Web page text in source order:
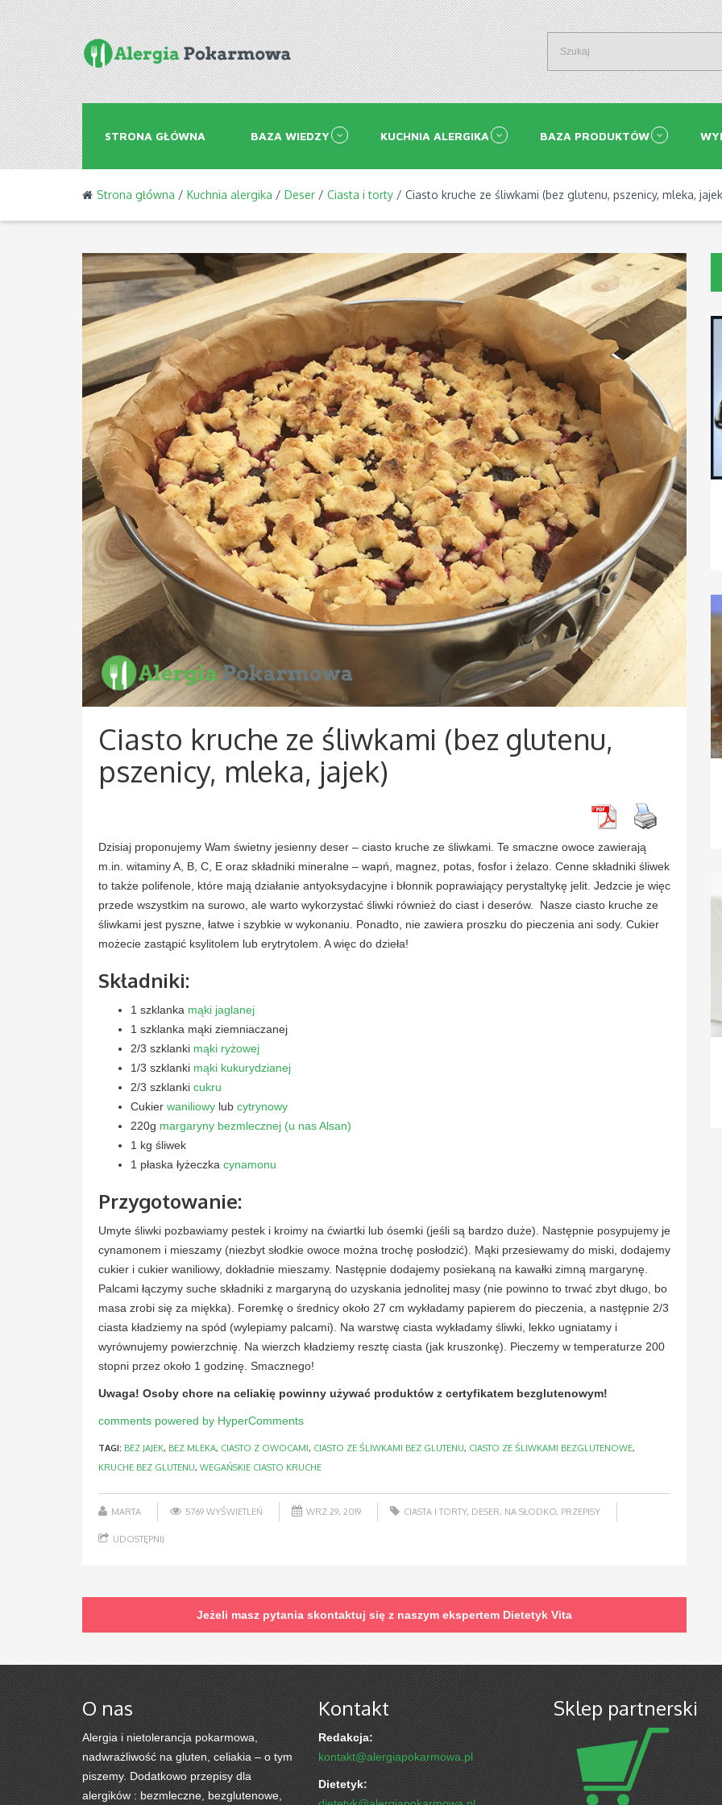
STRONA GŁÓWNA BAZA WIEDZY KUCHNIA ALERGIKA BAZA PRODUKTÓW
Strona główna / Kuchnia alergika / Deser / Ciasta i torty / Ciasto kruche ze śliwkami (bez glutenu, pszenicy, mleka,
Ciasto kruche ze śliwkami (bez glutenu,
pszenicy, mleka, jajek)
Dzisiaj proponujemy Wam świetny jesienny deser – ciasto kruche ze śliwkami. Te smaczne owoce zawierają
m.in. witaminy A, B, C, E oraz składniki mineralne – wapń, magnez, potas, fosfor i żelazo. Cenne składniki śliwek
to także polifenole, które mają działanie antyoksydacyjne i błonnik poprawiający perystaltykę jelit. Jedzcie je więc
przede wszystkim na surowo, ale warto wykorzystać śliwki również do ciast i deserów. Nasze ciasto kruche ze
śliwkami jest pyszne, łatwe i szybkie w wykonaniu. Ponadto, nie zawiera proszku do pieczenia ani sody. Cukier
możecie zastąpić ksylitolem lub erytrytolem. A więc do dzieła!
Składniki:
1 szklanka mąki jaglanej
1 szklanka mąki ziemniaczanej
2/3 szklanki mąki ryżowej
1/3 szklanki mąki kukurydzianej
2/3 szklanki cukru
Cukier waniliowy lub cytrynowy
220g margaryny bezmlecznej (u nas Alsan)
1 kg śliwek
1 płaska łyżeczka cynamonu
Przygotowanie:
Umyte śliwki pozbawiamy pestek i kroimy na ćwiartki lub ósemki (jeśli są bardzo duże). Następnie posypujemy je
cynamonem i mieszamy (niezbyt słodkie owoce można trochę posłodzić). Mąki przesiewamy do miski, dodajemy
cukier i cukier waniliowy, dokładnie mieszamy. Następnie dodajemy posiekaną na kawałki zimną margarynę.
Palcami łączymy suche składniki z margaryną do uzyskania jednolitej masy (nie powinno to trwać zbyt długo, bo
masa zrobi się za miękka). Foremkę o średnicy około 27 cm wykładamy papierem do pieczenia, a następnie 2/3
ciasta kładziemy na spód (wylepiamy palcami). Na warstwę ciasta wykładamy śliwki, lekko ugniatamy i
wyrównujemy powierzchnię. Na wierzch kładziemy resztę ciasta (jak kruszonkę). Pieczemy w temperaturze 200
stopni przez około 1 godzinę. Smacznego!
Uwaga! Osoby chore na celiakię powinny używać produktów z certyfikatem bezglutenowym!
comments powered by HyperComments
TAGI: BEZ JAJEK, BEZ MLEKA, CIASTO Z OWOCAMI, CIASTO ZE ŚLIWKAMI BEZ GLUTENU, CIASTO ZE ŚLIWKAMI BEZGLUTENOWE,
KRUCHE BEZ GLUTENU, WEGAŃSKIE CIASTO KRUCHE
MARTA 5769 WYŚWIETLEŃ WRZ 29, 2019 CIASTA I TORTY, DESER, NA SŁODKO, PRZEPISY
UDOSTĘPNIJ
Jeżeli masz pytania skontaktuj się z naszym ekspertem Dietetyk Vita
O nas
Alergia i nietolerancja pokarmowa,
nadwrażliwość na gluten, celiakia – o tym
piszemy. Dodatkowo przepisy dla
alergików : bezmleczne, bezglutenowe,
Kontakt
Redakcja:
kontakt@alergiapokarmowa.pl
Dietetyk:
Sklep partnerski